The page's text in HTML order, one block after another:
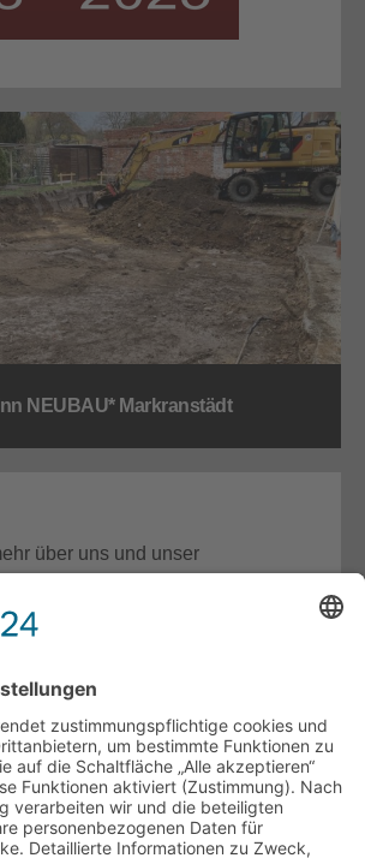
NEUBAU* Markranstädt
über uns und unser